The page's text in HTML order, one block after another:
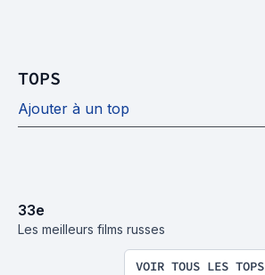
TOPS
Ajouter à un top
33e
Les meilleurs films russes
VOIR TOUS LES TOPS